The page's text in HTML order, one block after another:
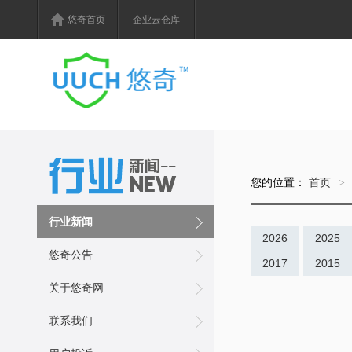
悠奇首页 企业云仓库
行业新闻
悠奇公告
关于悠奇网
联系我们
您的位置： 首页 >
2026
2025
2017
2015